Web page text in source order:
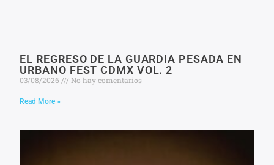
EL REGRESO DE LA GUARDIA PESADA EN
URBANO FEST CDMX VOL. 2
03/08/2026 No hay comentarios
Read More »